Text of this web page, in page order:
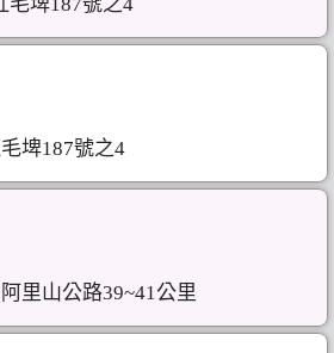
埤187號之4
里山公路39~41公里